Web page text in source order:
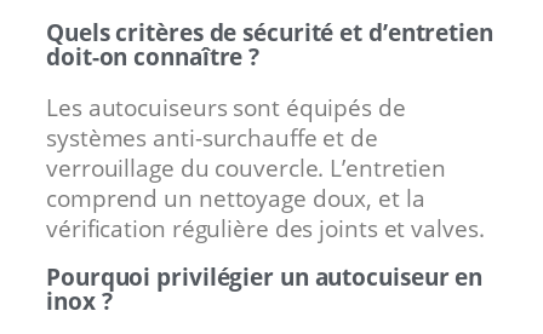
Quels critères de sécurité et d’entretien
doit-on connaître ?
Les autocuiseurs sont équipés de
systèmes anti-surchauffe et de
verrouillage du couvercle. L’entretien
comprend un nettoyage doux, et la
vérification régulière des joints et valves.
Pourquoi privilégier un autocuiseur en
inox ?